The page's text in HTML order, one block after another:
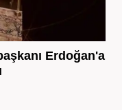
Erdoğan'a